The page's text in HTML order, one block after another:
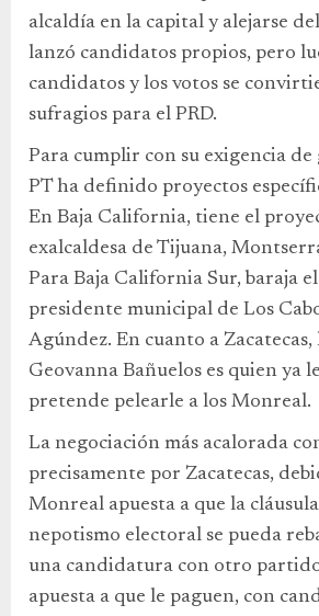
alcaldía en la capital y alejarse
lanzó candidatos propios, pero
candidatos y los votos se
sufragios para el PRD.
Para cumplir con su exigencia
PT ha definido proyectos
En Baja California, tiene el
exalcaldesa de Tijuana,
Para Baja California Sur, baraja
presidente municipal de Los
Agúndez. En cuanto a Zacatecas,
Geovanna Bañuelos es quien ya
pretende pelearle a los Monreal.
La negociación más acalorada
precisamente por Zacatecas,
Monreal apuesta a que la
nepotismo electoral se pueda
una candidatura con otro
apuesta a que le paguen, con